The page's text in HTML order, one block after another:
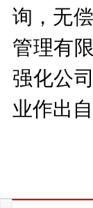
询，无
管理有
强化公
业作出